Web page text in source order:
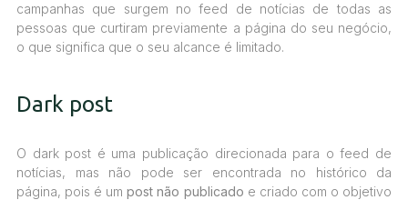
campanhas que surgem no feed de notícias de todas as
pessoas que curtiram previamente a página do seu negócio,
o que significa que o seu alcance é limitado.
Dark post
O dark post é uma publicação direcionada para o feed de
notícias, mas não pode ser encontrada no histórico da
página, pois é umpost não publicado e criado com o objetivo